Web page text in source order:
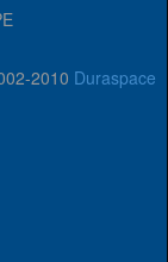
2010 Duraspace